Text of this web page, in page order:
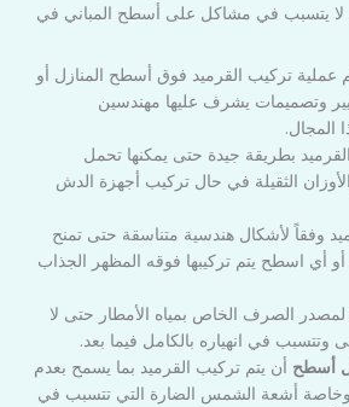
لا يتسبب في مشاكل على أسطح المباني في
عملية تركيب القرميد فوق أسطح المنازل أو
وتصميمات يشرف عليها مهندسين
بطريقة جيدة حتى يمكنها تحمل
الثقيلة في حال تركيب أجهزة الدش
وفقاً لأشكال هندسية متناسقة حتى تمنح
أو أي اسطح يتم تركيبها فوقه المظهر الجذاب
الصرف الخاص بمياه الأمطار حتى لا
وتتسبب في انهياره بالكامل فيما بعد.
أسطح أن يتم تركيب القرميد بما يسمح بعدم
أشعة الشمس الضارة التي تتسبب في